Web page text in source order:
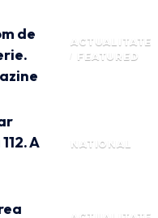
ACTUALITATE
FEATURED
de
NATIONAL
A